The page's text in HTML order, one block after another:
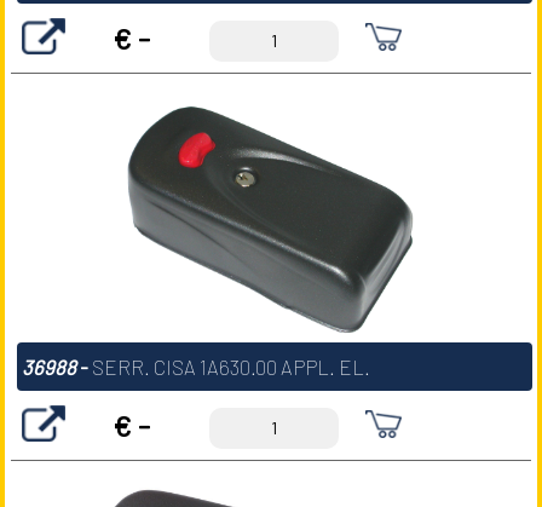
€ -
36988- SERR. CISA 1A630.00 APPL. EL.
€ -